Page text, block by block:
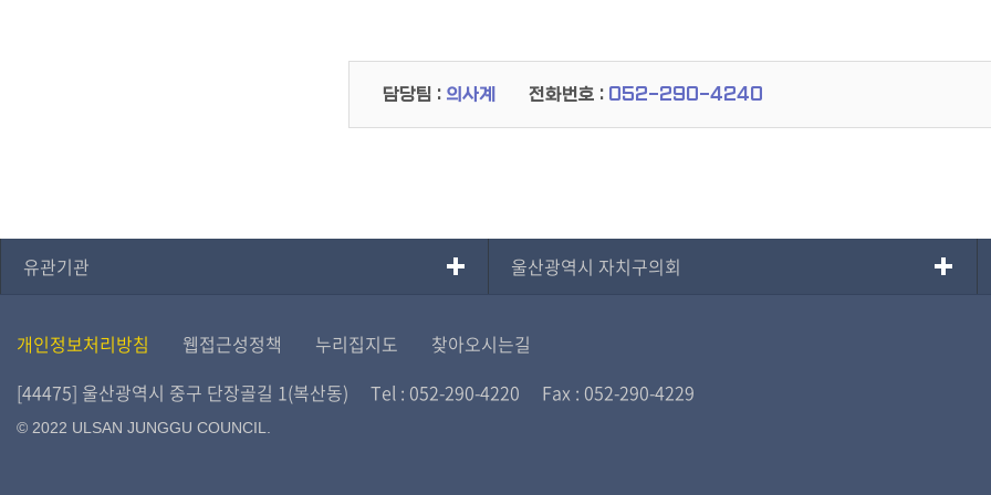
담당팀 : 의사계 전화번호 : 052-290-4240
유관기관 울산광역시 자치구의회
개인정보처리방침 웹접근성정책 누리집지도
찾아오시는길
[44475] 울산광역시 중구 단장골길 1(복산동)
Tel : 052-290-4220 Fax : 052-290-4229
© 2022 ULSAN JUNGGU COUNCIL.